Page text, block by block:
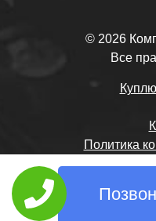
© 2026
Все
Политика